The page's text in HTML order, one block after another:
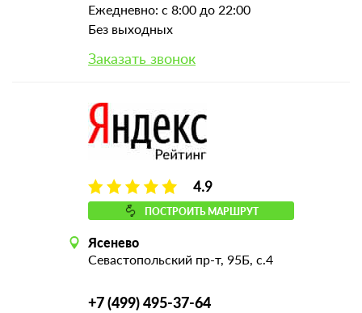
Ежедневно: с 8:00 до 22:00
Без выходных
Заказать звонок
4.9
ПОСТРОИТЬ МАРШРУТ
Ясенево
Севастопольский пр-т, 95Б, с.4
+7 (499) 495-37-64